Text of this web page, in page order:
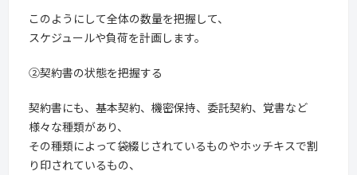
このようにして全体の数量を把握して、
スケジュールや負荷を計画します。
②契約書の状態を把握する
契約書にも、基本契約、機密保持、委託契約、覚書など
様々な種類があり、
その種類によって袋綴じされているものやホッチキスで割
り印されているもの、